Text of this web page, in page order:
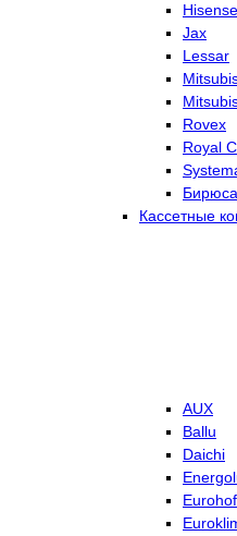
Hisense
Jax
Lessar
Rovex
Royal
Бирюса
Кассетные
AUX
Ballu
Daichi